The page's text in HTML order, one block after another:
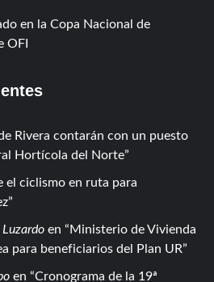
en la Copa Nacional de
OFI
Rivera contarán con un puesto
Hortícola del Norte
el ciclismo en ruta para
en
Ministerio de Vivienda
para beneficiarios del Plan UR
en Cronograma de la 19ª